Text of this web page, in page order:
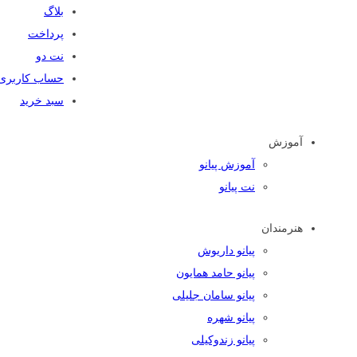
بلاگ
پرداخت
نت دو
حساب
سبد خرید
آموزش
آموزش پیانو
نت پیانو
هنرمندان
پیانو داریوش
پیانو حامد همایون
پیانو سامان جلیلی
پیانو شهره
پیانو زندوکیلی